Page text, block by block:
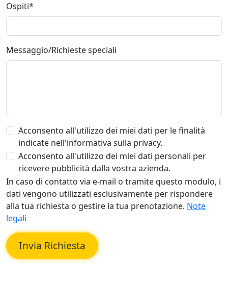
Ospiti*
Messaggio/Richieste speciali
Acconsento all'utilizzo dei miei dati per le finalità
indicate nell'informativa sulla privacy.
Acconsento all'utilizzo dei miei dati personali per
ricevere pubblicità dalla vostra azienda.
In caso di contatto via e-mail o tramite questo modulo, i
dati vengono utilizzati esclusivamente per rispondere
alla tua richiesta o gestire la tua prenotazione. Note
legali
Invia Richiesta